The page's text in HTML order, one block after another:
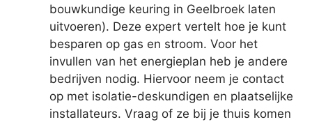
bouwkundige keuring in Geelbroek laten
uitvoeren). Deze expert vertelt hoe je kunt
besparen op gas en stroom. Voor het
invullen van het energieplan heb je andere
bedrijven nodig. Hiervoor neem je contact
op met isolatie-deskundigen en plaatselijke
installateurs. Vraag of ze bij je thuis komen